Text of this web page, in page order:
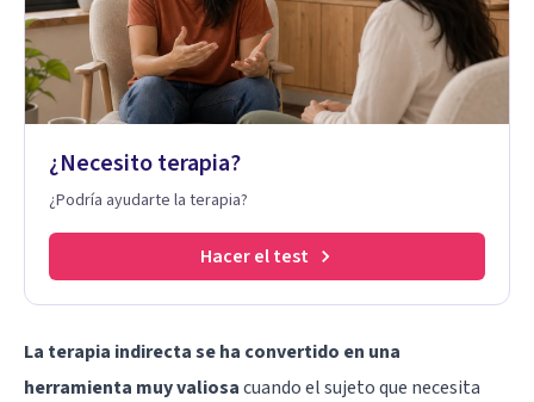
¿Necesito terapia?
¿Podría ayudarte la terapia?
Hacer el test
La terapia indirecta se ha convertido en una
herramienta muy valiosacuando el sujeto que necesita